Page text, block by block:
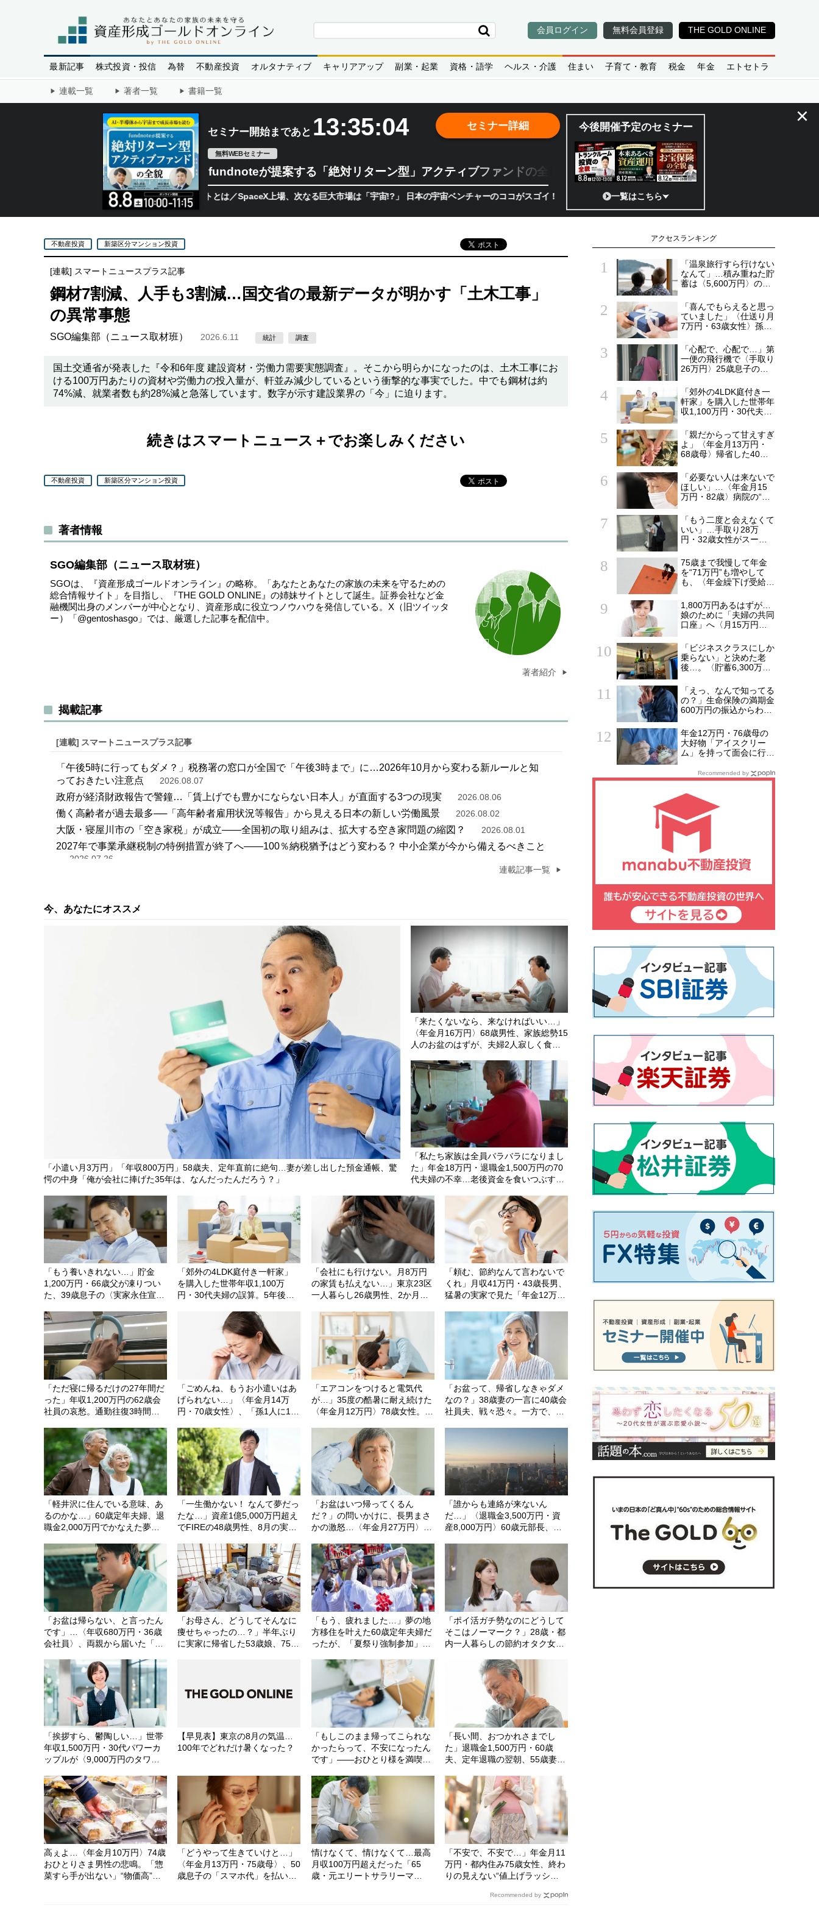
会員ログイン 無料会員登録 THE GOLD ONLINE
最新記事 株式投資・投信 為替 不動産投資 オルタナティブ キャリアアップ 副業・起業 資格・語学 ヘルス・介護 住まい 子育て・教育 税金 年金 エトセトラ
連載一覧 著者一覧 書籍一覧
セミナー開始まであと 13:35:03
無料WEBセミナー
fundnoteが提案する「絶対リターン型」アクティブファンドの全貌
ージへ。今、機関投資家が注視するポイントとは／SpaceX上場、次なる巨大市場は「宇宙!?」 日本の宇宙ベンチャーのココがスゴイ！／補助金から実需へ、知られざる宇宙産業の構造変革とは
セミナー詳細 今後開催予定のセミナー
一覧はこちら
×
不動産投資 新築区分マンション投資
[連載] スマートニュースプラス記事
鋼材7割減、人手も3割減…国交省の最新データが明かす「土木工事」
の異常事態
SGO編集部（ニュース取材班） 2026.6.11 統計 調査
国土交通省が発表した『令和6年度 建設資材・労働力需要実態調査』。そこから明らかになったのは、土木工事にお
ける100万円あたりの資材や労働力の投入量が、軒並み減少しているという衝撃的な事実でした。中でも鋼材は約
74%減、就業者数も約28%減と急落しています。数字が示す建設業界の「今」に迫ります。
続きはスマートニュース＋でお楽しみください
不動産投資 新築区分マンション投資
著者情報
SGO編集部（ニュース取材班）
SGOは、『資産形成ゴールドオンライン』の略称。「あなたとあなたの家族の未来を守るための
総合情報サイト」を目指し、『THE GOLD ONLINE』の姉妹サイトとして誕生。証券会社など金
融機関出身のメンバーが中心となり、資産形成に役立つノウハウを発信している。X（旧ツイッタ
ー）
「@gentoshasgo」 では、厳選した記事を配信中。
著者紹介
揭載記事
[連載] スマートニュースプラス記事
「午後5時に行ってもダメ？」税務署の窓口が全国で「午後3時まで」に…2026年10月から変わる新ルールと知
っておきたい注意点
2026.08.07
政府が経済財政報告で警鐘…「賃上げでも豊かにならない日本人」が直面する3つの現実 2026.08.06
働く高齢者が過去最多──「高年齢者雇用状況等報告」から見える日本の新しい労働風景 2026.08.02
大阪・寝屋川市の「空き家税」が成立――全国初の取り組みは、拡大する空き家問題の縮図？ 2026.08.01
2027年で事業承継税制の特例措置が終了へ――100％納税猶予はどう変わる？ 中小企業が今から備えるべきこと
2026.07.26
連載記事一覧
今、あなたにオススメ
「小遣い月3万円」「年収800万円」58歳夫、定年直前に絶句…妻が差し出した預金通帳、驚
愕の中身「俺が会社に捧げた35年は、なんだったんだろう？」
「来たくないなら、来なければいい…」
〈年金月16万円〉68歳男性、家族総勢15
人のお盆のはずが、夫婦2人寂しく食卓
「私たち家族は全員バラバラになりまし
た」年金18万円・退職金1,500万円の70
代夫婦の不幸…老後資金を食いつぶす53
半から〈消えた日〉
「もう養いきれない…」貯金
1,200万円・66歳父が凍りつい
た、39歳息子の〈実家永住宣
共倒れ」の恐怖から下した決断
「郊外の4LDK庭付き一軒家」
を購入した世帯年収1,100万
円・30代夫婦の誤算。5年後、
ば…」と頭を抱えたワケ
「会社にも行けない。月8万円
の家賃も払えない…」東京23区
一人暮らし26歳男性、2か月後
で＜全財産28万円での生活＞
「頼む、節約なんて言わないで
くれ」月収41万円・43歳長男、
猛暑の実家で見た「年金12万
「ただ寝に帰るだけの27年間だ
った」年収1,200万円の62歳会
社員の哀愁。通勤往復3時間半
ム〉で、定年直前に直面したま
さかの事態【FPが解説】
「ごめんね、もうお小遣いはあ
げられない…」〈年金月14万
円・70歳女性〉、「孫1人に1万
な真実
「エアコンをつけると電気代
が…」35度の酷暑に耐え続けた
〈年金月12万円〉78歳女性。救
「お盆って、帰省しなきゃダメ
なの？」38歳妻の一言に40歳会
社員夫、戦々恐々。一方で、
「軽井沢に住んでいる意味、あ
るのかな…」60歳定年夫婦、退
職金2,000万円でかなえた夢の
に戻る決意」をした「まさかの
理由」
「一生働かない！ なんて夢だっ
たな…」資産1億5,000万円超え
でFIREの48歳男性、8月の実家
した理由
「お盆はいつ帰ってくるん
だ？」の問いかけに、長男まさ
かの激怒…〈年金月27万円〉68
外の地雷」
「誰からも連絡が来ないん
だ…」〈退職金3,500万円・資
産8,000万円〉60歳元部長、タ
「お盆は帰らない、と言ったん
です」…〈年収680万円・36歳
会社員〉、両親から届いた「お
「お母さん、どうしてそんなに
痩せちゃったの…？」半年ぶり
に実家に帰省した53歳娘、75歳
「もう、疲れました…」夢の地
方移住を叶えた60歳定年夫婦だ
ったが、「夏祭り強制参加」に
「まさかの結末」
「ポイ活ガチ勢なのにどうして
そこはノーマーク？」28歳・都
内一人暮らしの節約オタク女性
「挨拶すら、鬱陶しい…」世帯
年収1,500万円・30代パワーカ
ップルが〈9,000万円のタワマ
ジュの前を“顔を伏せて”通るワ
ケ
【早見表】東京の8月の気温…
100年でどれだけ暑くなった？
「もしこのまま帰ってこられな
かったらって、不安になったん
です」――おひとり様を満喫す
じまいを決意【終活支援専門の
行政書士が解説】
「長い間、おつかれさまでし
た」退職金1,500万円・60歳
夫、定年退職の翌朝、55歳妻に
高ぇよ…〈年金月10万円〉74歳
おひとりさま男性の悲鳴。「惣
菜すら手が出ない」“物価高”直
「どうやって生きていけと…」
〈年金月13万円・75歳母〉、50
歳息子の「スマホ代」を払い続
情けなくて、情けなくて…最高
月収100万円超えだった「65
歳・元エリートサラリーマ
「不安で、不安で…」年金月11
万円・都内住み75歳女性、終わ
りの見えない“値上げラッシ
Recommended by
アクセスランキング
「温泉旅行すら行けない
なんて」…積み重ねた貯
蓄は〈5,600万円〉の68
を貯めたはずが「馬鹿だ
った」肩を落とす理由
「喜んでもらえると思っ
ていました」〈仕送り月
7万円・63歳女性〉孫へ
で崩れた親子関係
「心配で、心配で…」第
一便の飛行機で〈手取り
26万円〉25歳息子のア
歳母。待ち受けてい
た“悲しい結末”【CFPの
助言】
「郊外の4LDK庭付き一
軒家」を購入した世帯年
収1,100万円・30代夫婦
のタワマンにしておけ
ば…」と頭を抱えたワケ
「親だからって甘えすぎ
よ」〈年金月13万円・
68歳母〉帰省した40歳
には泊めない」
「必要ない人は来ないで
ほしい」…〈年金月15
万円・82歳〉病院の“常
られた20代会社員の本
音。それでも通い続ける
理由
「もう二度と会えなくて
いい」…手取り28万
円・32歳女性がスーツ
出した日。きっかけは
66歳母の「背筋の凍る
一言」
75歳まで我慢して年金
を“71万円”も増やして
も、〈年金繰下げ受給〉
偶者が年下の人」「定年
後も働く人」「特別な年
金を受け取れる人」
【CFPが解説】
1,800万円あるはずが…
娘のために「夫婦の共同
口座」へ〈月15万円〉
ATMで絶句。夫を問い詰
め、判明した「消えた教
育費」の行方
「ビジネスクラスにしか
乗らない」と決めた老
後…。〈貯蓄6,300万
国後に募った後悔
「えっ、なんで知ってる
の？」生命保険の満期金
600万円の振込からわず
のもとに銀行からき
た“恐ろしい電話”【FPが
解説】
年金12万円・76歳母の
大好物「アイスクリー
ム」を持って面会に行っ
からの家路、モヤモヤが
収まらなかったワケ
Recommended by